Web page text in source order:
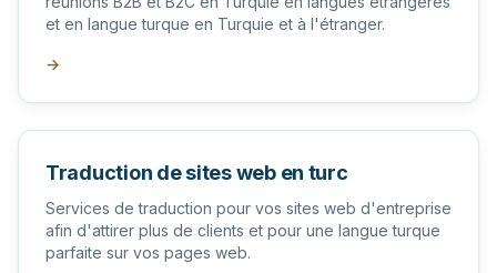
et en langue turque en Turquie et à l'étranger.
→
Traduction de sites web en turc
Services de traduction pour vos sites web d'entreprise
afin d'attirer plus de clients et pour une langue turque
parfaite sur vos pages web.